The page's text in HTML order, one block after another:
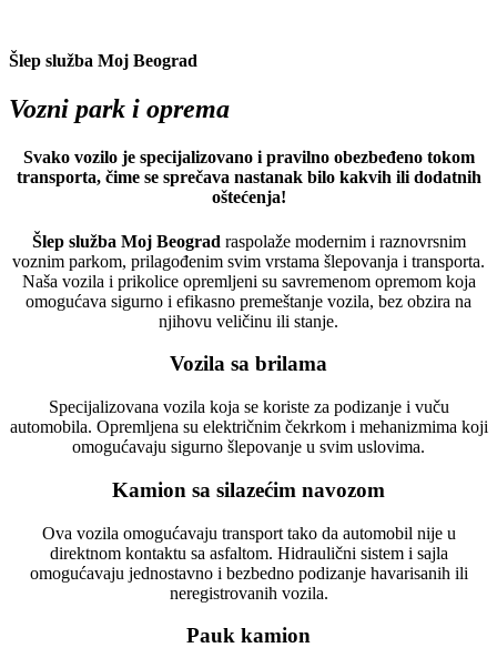
Šlep služba Moj Beograd
Vozni park i oprema
Svako vozilo je specijalizovano i pravilno obezbeđeno tokom
transporta, čime se sprečava nastanak bilo kakvih ili dodatnih
oštećenja!
Šlep služba Moj Beograd raspolaže modernim i raznovrsnim
voznim parkom, prilagođenim svim vrstama šlepovanja i transporta.
Naša vozila i prikolice opremljeni su savremenom opremom koja
omogućava sigurno i efikasno premeštanje vozila, bez obzira na
njihovu veličinu ili stanje.
Vozila sa brilama
Specijalizovana vozila koja se koriste za podizanje i vuču
automobila. Opremljena su električnim čekrkom i mehanizmima koji
omogućavaju sigurno šlepovanje u svim uslovima.
Kamion sa silazećim navozom
Ova vozila omogućavaju transport tako da automobil nije u
direktnom kontaktu sa asfaltom. Hidraulični sistem i sajla
omogućavaju jednostavno i bezbedno podizanje havarisanih ili
neregistrovanih vozila.
Pauk kamion